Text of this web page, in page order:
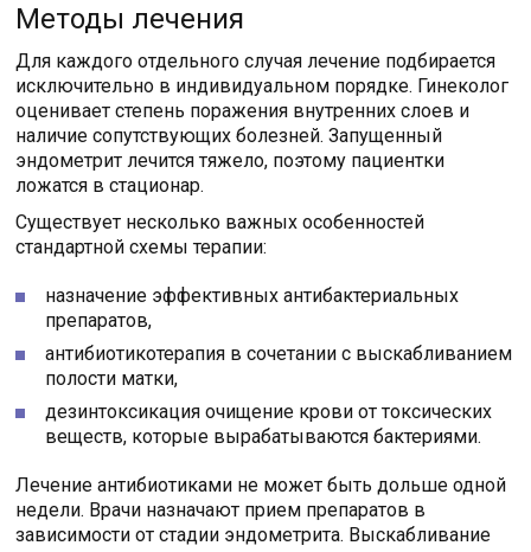
Методы лечения
Для каждого отдельного случая лечение подбирается
исключительно в индивидуальном порядке. Гинеколог
оценивает степень поражения внутренних слоев и
наличие сопутствующих болезней. Запущенный
эндометрит лечится тяжело, поэтому пациентки
ложатся в стационар.
Существует несколько важных особенностей
стандартной схемы терапии:
назначение эффективных антибактериальных
препаратов,
антибиотикотерапия в сочетании с выскабливанием
полости матки,
дезинтоксикация очищение крови от токсических
веществ, которые вырабатываются бактериями.
Лечение антибиотиками не может быть дольше одной
недели. Врачи назначают прием препаратов в
зависимости от стадии эндометрита. Выскабливание